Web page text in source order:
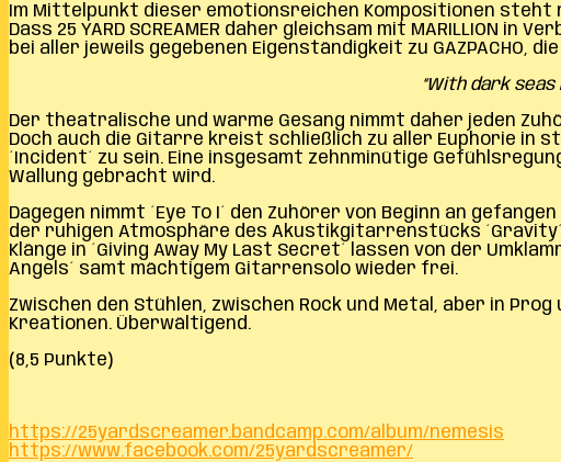
Im Mittelpunkt dieser emotionsreichen Kompositionen steht
Dass 25 YARD SCREAMER daher gleichsam mit
bei aller jeweils gegebenen Eigenständigkeit zu GAZPACHO,
“With dark
Der theatralische und warme Gesang nimmt daher jeden
Doch auch die Gitarre kreist schließlich zu aller Euphorie in
´Incident´ zu sein. Eine insgesamt zehnminütige
Wallung gebracht wird.
Dagegen nimmt ´Eye To I´ den Zuhörer von Beginn an
der ruhigen Atmosphäre des Akustikgitarrenstücks
Klänge in ´Giving Away My Last Secret´ lassen von der
Angels´ samt mächtigem Gitarrensolo wieder frei.
Zwischen den Stühlen, zwischen Rock und Metal, aber in
Kreationen. Überwältigend.
(8,5 Punkte)
https://25yardscreamer.bandcamp.com/album/nemesis
https://www.facebook.com/25yardscreamer/